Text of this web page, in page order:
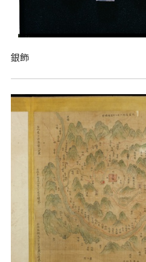
銀飾